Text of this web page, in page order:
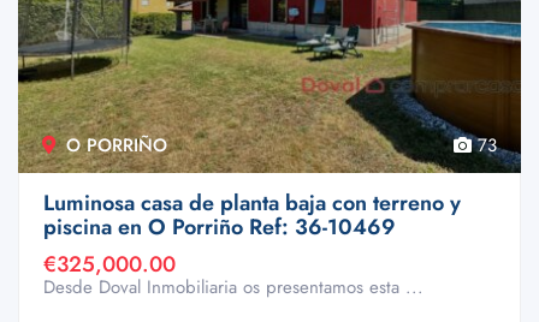
O PORRIÑO 73
Luminosa casa de planta baja con terreno y
piscina en O Porriño Ref: 36-10469
€325,000.00
Desde Doval Inmobiliaria os presentamos esta ...